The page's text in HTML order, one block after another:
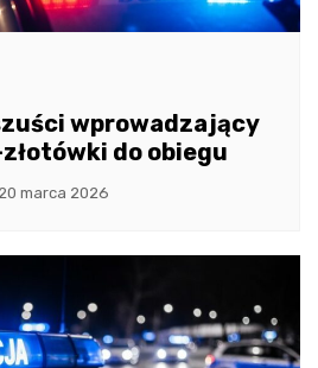
wprowadzający
do obiegu
20 marca 2026